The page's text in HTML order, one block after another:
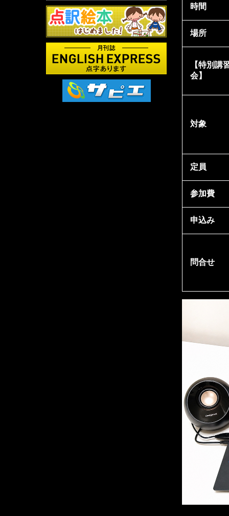
時間
場所
【特別講
会】
対象
定員
参加費
申込み
問合せ